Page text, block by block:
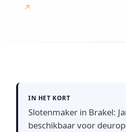
↗
IN HET KORT
Slotenmaker in Brakel:
beschikbaar voor